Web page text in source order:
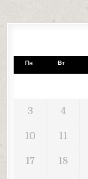
Пн Вт
3 4
10 11
17 18